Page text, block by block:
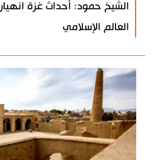
الشيخ حمود: أحداث غزة
العالم الإسلامي